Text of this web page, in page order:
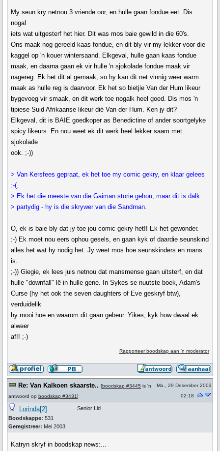
My seun kry netnou 3 vriende oor, en hulle gaan fondue eet. Dis
nogal
iets wat uitgesterf het hier. Dit was mos baie gewild in die 60's.
Ons maak nog gereeld kaas fondue, en dit bly vir my lekker voor die
kaggel op 'n kouer wintersaand. Elkgeval, hulle gaan kaas fondue
maak, en daarna gaan ek vir hulle 'n sjokolade fondue maak vir
nagereg. Ek het dit al gemaak, so hy kan dit net vinnig weer warm
maak as hulle reg is daarvoor. Ek het so bietjie Van der Hum likeur
bygevoeg vir smaak, en dit werk toe nogalk heel goed. Dis mos 'n
tipiese Suid Afrikaanse likeur dié Van der Hum. Ken jy dit?
Elkgeval, dit is BAIE goedkoper as Benedictine of ander soortgelyke
spicy likeurs. En nou weet ek dit werk heel lekker saam met
sjokolade
ook. ;-))
> Van Kersfees gepraat, ek het toe my comic gekry, en klaar gelees
:-(.
> Ek het die meeste van die Gaiman storie gehou, maar dit is dalk
> partydig - hy is die skrywer van die Sandman.
O, ek is baie bly dat jy toe jou comic gekry het!! Ek het gewonder.
:-) Ek moet nou eers ophou gesels, en gaan kyk of daardie seunskind
alles het wat hy nodig het. Jy weet mos hoe seunskinders en mans
is.
;-)) Giegie, ek lees juis netnou dat mansmense gaan uitsterf, en dat
hulle "downfall" lê in hulle gene. In Sykes se nuutste boek, Adam's
Curse (hy het ook the seven daughters of Eve geskryf btw),
verduidelik
hy mooi hoe en waarom dit gaan gebeur. Yikes, kyk how dwaal ek
alweer
af!! ;-)
Rapporteer boodskap aan 'n moderator
Re: Van Kalkoen skaarste.. [boodskap #3445 is 'n
antwoord op boodskap #3431]
Ma., 29 Desember 2003
02:18
Lorinda[2]
Boodskappe: 531
Geregistreer: Mei 2003
Senior Lid
Katryn skryf in boodskap news:...